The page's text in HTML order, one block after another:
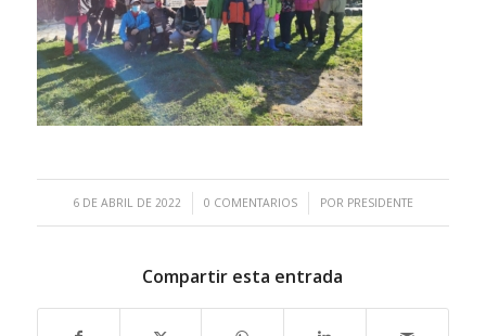
6 DE ABRIL DE 2022
/ 0 COMENTARIOS
/ POR PRESIDENTE
Compartir esta entrada